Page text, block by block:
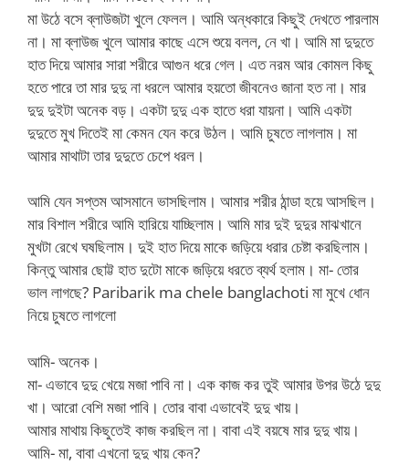
মা উঠে বসে ব্লাউজটা খুলে ফেলল। আমি অন্ধকারে কিছুই দেখতে পারলাম
না। মা ব্লাউজ খুলে আমার কাছে এসে শুয়ে বলল, নে খা। আমি মা দুদুতে
হাত দিয়ে আমার সারা শরীরে আগুন ধরে গেল। এত নরম আর কোমল কিছু
হতে পারে তা মার দুদু না ধরলে আমার হয়তো জীবনেও জানা হত না। মার
দুদু দুইটা অনেক বড়। একটা দুদু এক হাতে ধরা যায়না। আমি একটা
দুদুতে মুখ দিতেই মা কেমন যেন করে উঠল। আমি চুষতে লাগলাম। মা
আমার মাথাটা তার দুদুতে চেপে ধরল।
আমি যেন সপ্তম আসমানে ভাসছিলাম। আমার শরীর ঠান্ডা হয়ে আসছিল।
মার বিশাল শরীরে আমি হারিয়ে যাচ্ছিলাম। আমি মার দুই দুদুর মাঝখানে
মুখটা রেখে ঘষছিলাম। দুই হাত দিয়ে মাকে জড়িয়ে ধরার চেষ্টা করছিলাম।
কিন্তু আমার ছোট্ট হাত দুটো মাকে জড়িয়ে ধরতে ব্যর্থ হলাম। মা- তোর
ভাল লাগছে? Paribarik ma chele banglachoti মা মুখে ধোন
নিয়ে চুষতে লাগলো
আমি- অনেক।
মা- এভাবে দুদু খেয়ে মজা পাবি না। এক কাজ কর তুই আমার উপর উঠে দুদু
খা। আরো বেশি মজা পাবি। তোর বাবা এভাবেই দুদু খায়।
আমার মাথায় কিছুতেই কাজ করছিল না। বাবা এই বয়ষে মার দুদু খায়।
আমি- মা, বাবা এখনো দুদু খায় কেন?